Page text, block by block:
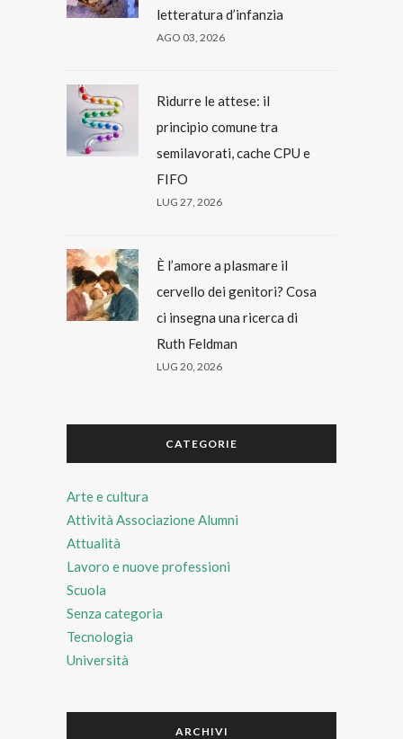
letteratura d’infanzia
AGO 03, 2026
Ridurre le attese: il
principio comune tra
semilavorati, cache CPU e
FIFO
LUG 27, 2026
È l’amore a plasmare il
cervello dei genitori? Cosa
ci insegna una ricerca di
Ruth Feldman
LUG 20, 2026
CATEGORIE
Arte e cultura
Attività Associazione Alumni
Attualità
Lavoro e nuove professioni
Scuola
Senza categoria
Tecnologia
Università
ARCHIVI